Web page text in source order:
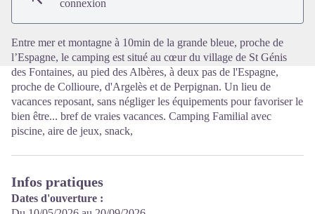
connexion
Entre mer et montagne à 10min de la grande bleue, proche de
l’Espagne, le camping est situé au cœur du village de St Génis
des Fontaines, au pied des Albères, à deux pas de l'Espagne,
proche de Collioure, d'Argelès et de Perpignan. Un lieu de
vacances reposant, sans négliger les équipements pour favoriser le
bien être... bref de vraies vacances. Camping Familial avec
piscine, aire de jeux, snack,
Infos pratiques
Dates d'ouverture :